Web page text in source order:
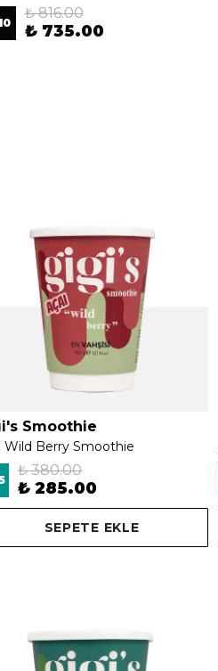
₺ 816.00
₺ 735.00
Smoothie
Wild Berry Smoothie
₺ 380.00
₺ 285.00
SEPETE EKLE